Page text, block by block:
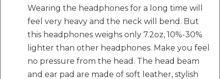
Wearing the headphones for a long time will
feel very heavy and the neck will bend. But
this headphones weighs only 7.2oz, 10%-30%
lighter than other headphones. Make you feel
no pressure from the head. The head beam
and ear pad are made of soft leather, stylish